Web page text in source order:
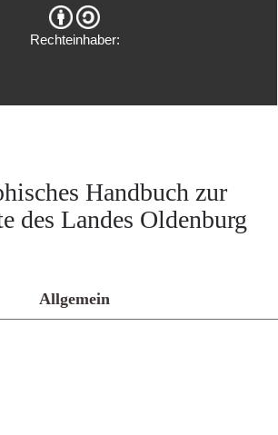
Rechteinhaber:
Handbuch zur
des Landes Oldenburg
Allgemein